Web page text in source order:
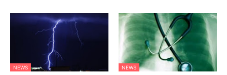
NEWS NEWS